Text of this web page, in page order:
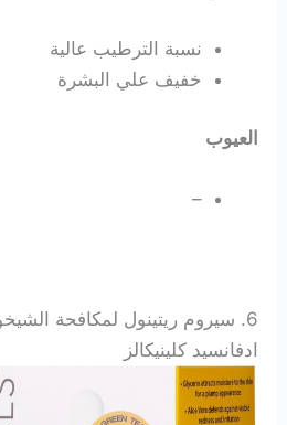
نسبة الترطيب عالية
خفيف علي البشرة
العيوب
–
6. سيروم ريتينول لمكافحة
ادفانسيد كلينيكالز